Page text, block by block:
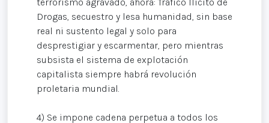
Drogas, secuestro y lesa humanidad, sin base
real ni sustento legal y solo para
desprestigiar y escarmentar, pero mientras
subsista el sistema de explotación
capitalista siempre habrá revolución
proletaria mundial.
4) Se impone cadena perpetua a todos los